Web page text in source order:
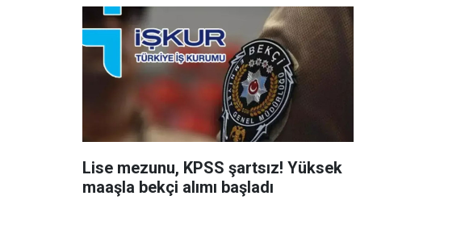
Lise mezunu, KPSS şartsız! Yüksek
maaşla bekçi alımı başladı